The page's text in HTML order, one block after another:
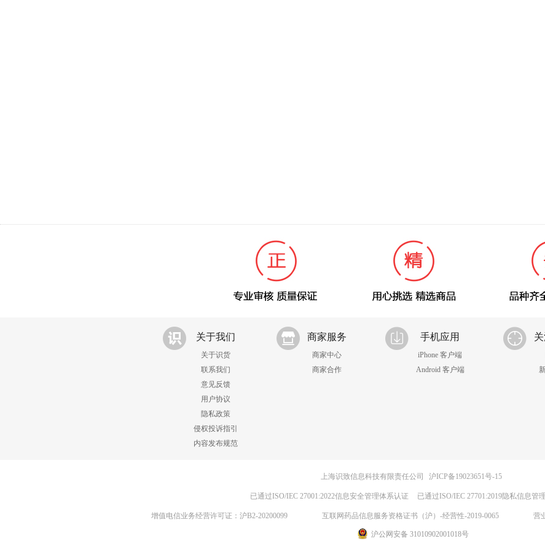
关于我们
关于识货
联系我们
意见反馈
用户协议
隐私政策
侵权投诉指引
内容发布规范
商家服务
商家中心
商家合作
手机应用
iPhone 客户端
Android 客户端
上海识致信息科技有限责任公司 沪ICP备19023651号-15
已通过ISO/IEC 27001:2022信息安全管理体系认证 已通过ISO/IEC 27701:2019隐私信息管
增值电信业务经营许可证：沪B2-20200099 互联网药品信息服务资格证书（沪）-经营性-2019-0065 营
沪公网安备 31010902001018号